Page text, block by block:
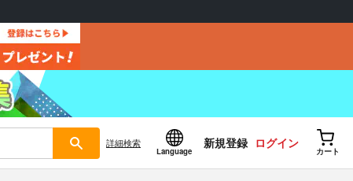
詳細検索
Language
新規登録 ログイン
カート